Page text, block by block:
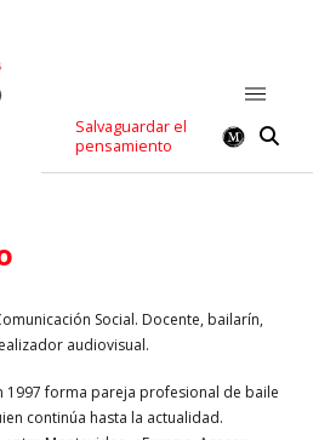
Salvaguardar el
pensamiento
Social. Docente, bailarín,
audiovisual.
1997 forma pareja profesional de baile
continúa hasta la actualidad.